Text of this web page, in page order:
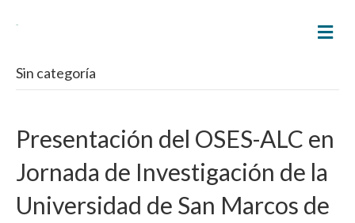
M
E
Sin categoría
Presentación del OSES-ALC en
Jornada de Investigación de la
Universidad de San Marcos de